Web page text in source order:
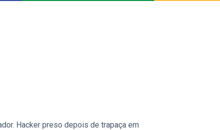
Hacker preso depois de trapaça em